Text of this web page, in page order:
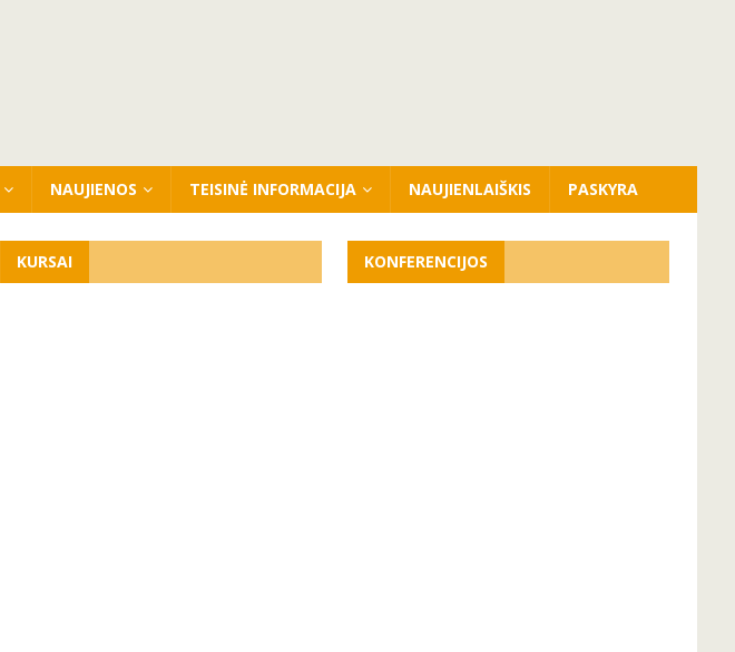
NAUJIENOS TEISINĖ INFORMACIJA NAUJIENLAIŠKIS PASKYRA
KURSAI KONFERENCIJOS